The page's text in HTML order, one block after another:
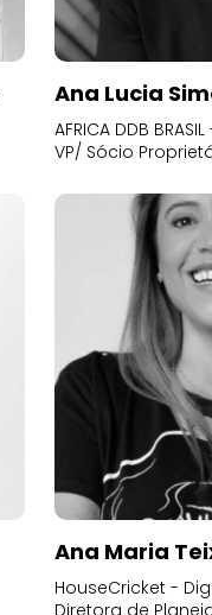
Ana Lucia
AFRICA DDB
VP/ Sócio
Ana Maria
HouseCricket -
Diretora de